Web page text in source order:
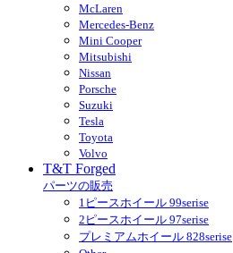
McLaren
Mercedes-Benz
Mini Cooper
Mitsubishi
Nissan
Porsche
Suzuki
Tesla
Toyota
Volvo
T&T Forged
パーツの販売
1ピースホイール 99serise
2ピースホイール 97serise
プレミアムホイール 828serise